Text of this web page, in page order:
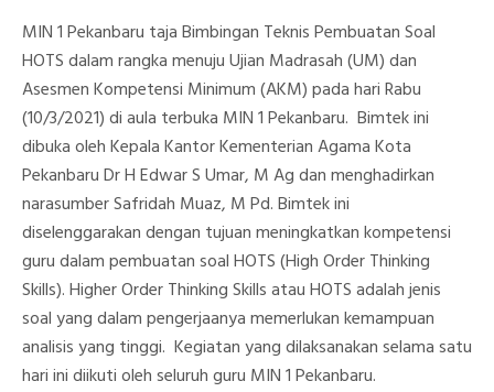
Bimtek
Pembuatan
Soal
HOTS
Di
MIN
1
Pekanbaru
MIN 1 Pekanbaru taja Bimbingan Teknis Pembuatan Soal
HOTS dalam rangka menuju Ujian Madrasah (UM) dan
Asesmen Kompetensi Minimum (AKM) pada hari Rabu
(10/3/2021) di aula terbuka MIN 1 Pekanbaru. Bimtek ini
dibuka oleh Kepala Kantor Kementerian Agama Kota
Pekanbaru Dr H Edwar S Umar, M Ag dan menghadirkan
narasumber Safridah Muaz, M Pd. Bimtek ini
diselenggarakan dengan tujuan meningkatkan kompetensi
guru dalam pembuatan soal HOTS (High Order Thinking
Skills). Higher Order Thinking Skills atau HOTS adalah jenis
soal yang dalam pengerjaanya memerlukan kemampuan
analisis yang tinggi. Kegiatan yang dilaksanakan selama satu
hari ini diikuti oleh seluruh guru MIN 1 Pekanbaru.